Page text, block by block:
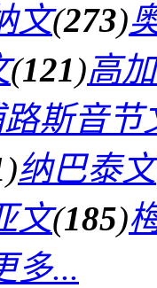
文(273)
(121)高
斯音节
)纳巴泰文
文(185)
多...